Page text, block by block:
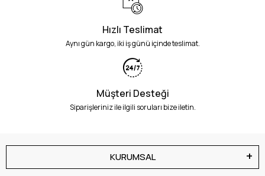
Hızlı Teslimat
Aynı gün kargo, iki iş günü içinde teslimat.
Müşteri Desteği
Siparişleriniz ile ilgili soruları bize iletin.
KURUMSAL